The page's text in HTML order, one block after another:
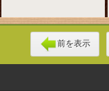
前を表示